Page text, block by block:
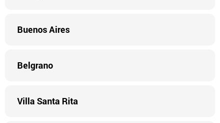
Buenos Aires
Belgrano
Villa Santa Rita